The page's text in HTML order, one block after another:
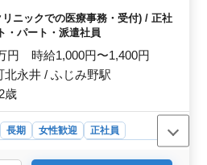
であるため、地元で腰を据え
すめの求人です。
医師・看護師などの診療補助業務
ント＊ 車通勤可能 シニア世代歓迎
活躍中の職場 年齢ではなく経験の
迎致します！ 皆様のご応募お待ち
す！
ニックでの医療事務・受付) / 正社
・パート・派遣社員
円 時給1,000円〜1,400円
永井 / ふじみ野駅
歳
長期 女性歓迎
正社員
医療事務・受付